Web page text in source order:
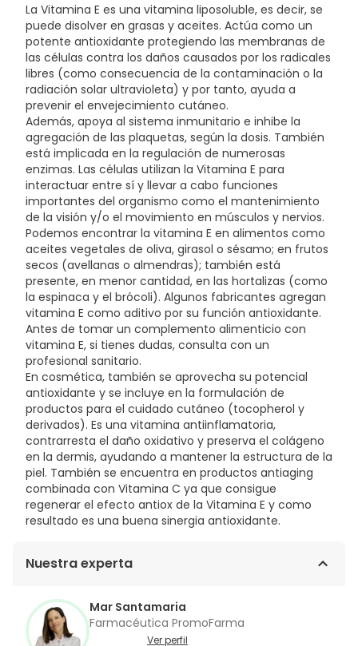
Hydrolyzed Wheat Protein, Hydrolyzed Corn Protein,
Hydrolyzed Soy Protein, Helianthus Annuus (Sunflower)
Seed Oil*, Mel/Honey/Miel, Hydroxyethylcellulose,
Aspartic Acid, Tocopheryl Acetate, Polyquaternium-22,
C12-20 Alkyl Glucoside, Starch Hydroxypropyltrimonium
Chloride, Lactic Acid, Sodium Gluconate, Arginine,
Alpha-Glucan Oligosaccharide, Tocopherol,
Dehydroacetic Acid, Sodium Lactate, Urea, Sodium
Benzoate, Benzyl Alcohol, Benzoic Acid, Sucrose,
Trehalose, Glucose, Fructose, Inositol, Potassium
Sorbate, Sodium Citrate, Parfum/Fragrance, Limonene,
Coumarin, Linalool. *Cultivo orgánico/ de la agricultura
biológica **Infusión acuosa de la hoja de Rosmarinus
Officinalis = Infusión de romero
La Vitamina E es una vitamina liposoluble, es decir, se
puede disolver en grasas y aceites. Actúa como un
potente antioxidante protegiendo las membranas de
las células contra los daños causados por los radicales
libres (como consecuencia de la contaminación o la
radiación solar ultravioleta) y por tanto, ayuda a
prevenir el envejecimiento cutáneo.
Además, apoya al sistema inmunitario e inhibe la
agregación de las plaquetas, según la dosis. También
está implicada en la regulación de numerosas
enzimas. Las células utilizan la Vitamina E para
interactuar entre sí y llevar a cabo funciones
importantes del organismo como el mantenimiento
de la visión y/o el movimiento en músculos y nervios.
Podemos encontrar la vitamina E en alimentos como
aceites vegetales de oliva, girasol o sésamo; en frutos
secos (avellanas o almendras); también está
presente, en menor cantidad, en las hortalizas (como
la espinaca y el brócoli). Algunos fabricantes agregan
vitamina E como aditivo por su función antioxidante.
Antes de tomar un complemento alimenticio con
vitamina E, si tienes dudas, consulta con un
profesional sanitario.
En cosmética, también se aprovecha su potencial
antioxidante y se incluye en la formulación de
productos para el cuidado cutáneo (tocopherol y
derivados). Es una vitamina antiinflamatoria,
contrarresta el daño oxidativo y preserva el colágeno
en la dermis, ayudando a mantener la estructura de la
piel. También se encuentra en productos antiaging
combinada con Vitamina C ya que consigue
regenerar el efecto antiox de la Vitamina E y como
resultado es una buena sinergia antioxidante.
Nuestra experta
Mar Santamaria
Farmacéutica PromoFarma
Ver perfil